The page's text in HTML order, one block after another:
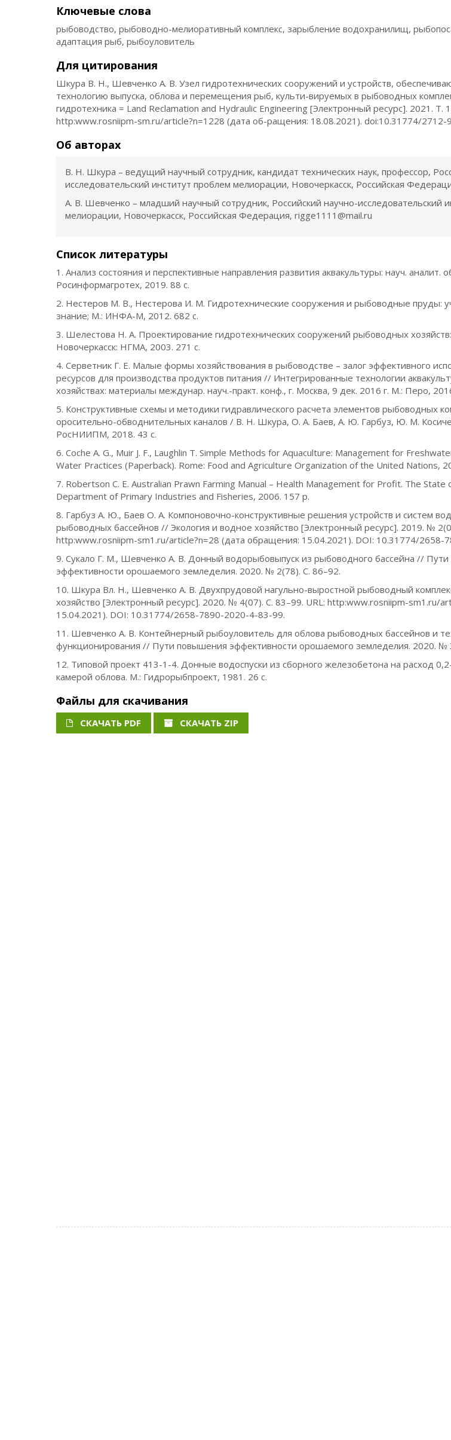
Ключевые слова
рыбоводство, рыбоводно-мелиоративный комплекс, зарыбление водохранилищ,
адаптация рыб, рыбоуловитель
Для цитирования
Шкура В. Н., Шевченко А. В. Узел гидротехнических сооружений и устройств,
технологию выпуска, облова и перемещения рыб, культи-вируемых в рыбоводных
гидротехника = Land Reclamation and Hydraulic Engineering [Электронный ресурс]. 2021. Т.
http:www.rosniipm-sm.ru/article?n=1228 (дата об-ращения: 18.08.2021). doi:10.31774/
Об авторах
В. Н. Шкура – ведущий научный сотрудник, кандидат технических наук, профессор,
исследовательский институт проблем мелиорации, Новочеркасск, Российская
А. В. Шевченко – младший научный сотрудник, Российский научно-исследовательский
мелиорации, Новочеркасск, Российская Федерация, rigge1111@mail.ru
Список литературы
1. Анализ состояния и перспективные направления развития аквакультуры: науч. аналит.
Росинформагротех, 2019. 88 с.
2. Нестеров М. В., Нестерова И. М. Гидротехнические сооружения и рыбоводные пруды:
знание; М.: ИНФА-М, 2012. 682 с.
3. Шелестова Н. А. Проектирование гидротехнических сооружений рыбоводных
Новочеркасск: НГМА, 2003. 271 с.
4. Серветник Г. Е. Малые формы хозяйствования в рыбоводстве – залог эффективного
ресурсов для производства продуктов питания // Интегрированные технологии
хозяйствах: материалы междунар. науч.-практ. конф., г. Москва, 9 дек. 2016 г. М.: Перо,
5. Конструктивные схемы и методики гидравлического расчета элементов рыбоводных
оросительно-обводнительных каналов / В. Н. Шкура, О. А. Баев, А. Ю. Гарбуз, Ю. М.
РосНИИПМ, 2018. 43 с.
6. Coche A. G., Muir J. F., Laughlin T. Simple Methods for Aquaculture: Management for
Water Practices (Paperback). Rome: Food and Agriculture Organization of the United Nations,
7. Robertson C. E. Australian Prawn Farming Manual – Health Management for Profit. The State
Department of Primary Industries and Fisheries, 2006. 157 p.
8. Гарбуз А. Ю., Баев О. А. Компоновочно-конструктивные решения устройств и систем
рыбоводных бассейнов // Экология и водное хозяйство [Электронный ресурс]. 2019. №
http:www.rosniipm-sm1.ru/article?n=28 (дата обращения: 15.04.2021). DOI: 10.31774/2658-
9. Сукало Г. М., Шевченко А. В. Донный водорыбовыпуск из рыбоводного бассейна //
эффективности орошаемого земледелия. 2020. № 2(78). С. 86–92.
10. Шкура Вл. Н., Шевченко А. В. Двухпрудовой нагульно-выростной рыбоводный
хозяйство [Электронный ресурс]. 2020. № 4(07). С. 83–99. URL: http:www.rosniipm-sm1.ru/
15.04.2021). DOI: 10.31774/2658-7890-2020-4-83-99.
11. Шевченко А. В. Контейнерный рыбоуловитель для облова рыбоводных бассейнов и
функционирования // Пути повышения эффективности орошаемого земледелия. 2020. №
12. Типовой проект 413-1-4. Донные водоспуски из сборного железобетона на расход
камерой облова. М.: Гидрорыбпроект, 1981. 26 с.
Файлы для скачивания
СКАЧАТЬ PDF СКАЧАТЬ ZIP